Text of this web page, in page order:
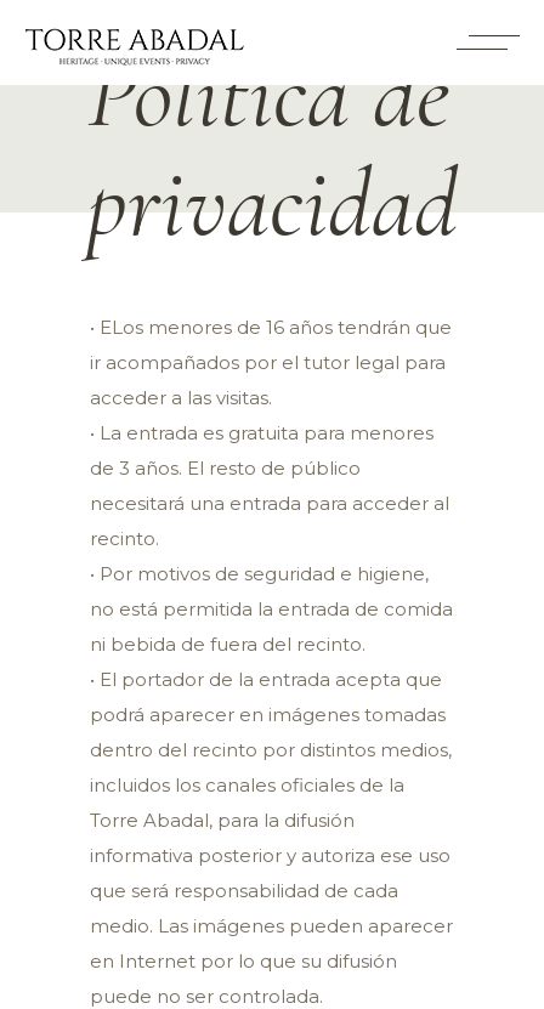
Política de
privacidad
• ELos menores de 16 años tendrán que
ir acompañados por el tutor legal para
acceder a las visitas.
• La entrada es gratuita para menores
de 3 años. El resto de público
necesitará una entrada para acceder al
recinto.
• Por motivos de seguridad e higiene,
no está permitida la entrada de comida
ni bebida de fuera del recinto.
• El portador de la entrada acepta que
podrá aparecer en imágenes tomadas
dentro del recinto por distintos medios,
incluidos los canales oficiales de la
Torre Abadal, para la difusión
informativa posterior y autoriza ese uso
que será responsabilidad de cada
medio. Las imágenes pueden aparecer
en Internet por lo que su difusión
puede no ser controlada.